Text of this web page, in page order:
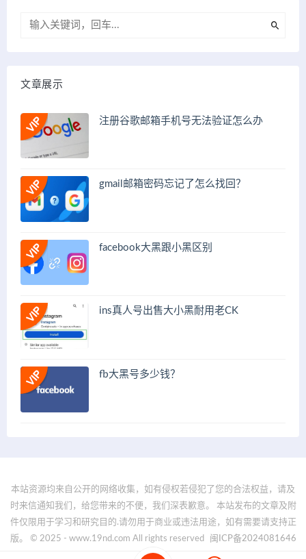
文章展示
注册谷歌邮箱手机号无法验证怎么办
gmail邮箱密码忘记了怎么找回？
facebook大黑跟小黑区别
ins真人号出售大小黑耐用老CK
fb大黑号多少钱？
本站资源均来自公开的网络收集，如有侵权若侵犯了您的合法权益，请及
时来信通知我们，给您带来的不便，我们深表歉意。 本站发布的文章及附
件仅限用于学习和研究目的.请勿用于商业或违法用途，如有需要请支持正
版。 © 2025 - www.19nd.com All rights reserved
闽ICP备2024081646
号-1